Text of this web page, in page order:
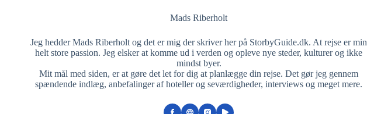
Mads Riberholt
Jeg hedder Mads Riberholt og det er mig der skriver her på StorbyGuide.dk. At rejse er min
helt store passion. Jeg elsker at komme ud i verden og opleve nye steder, kulturer og ikke
mindst byer.
Mit mål med siden, er at gøre det let for dig at planlægge din rejse. Det gør jeg gennem
spændende indlæg, anbefalinger af hoteller og seværdigheder, interviews og meget mere.